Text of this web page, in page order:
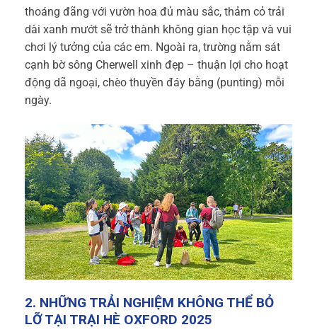
thoáng đãng với vườn hoa đủ màu sắc, thảm cỏ trải
dài xanh mướt sẽ trở thành không gian học tập và vui
chơi lý tưởng của các em. Ngoài ra, trường nằm sát
cạnh bờ sông Cherwell xinh đẹp – thuận lợi cho hoạt
động dã ngoại, chèo thuyền đáy bằng (punting) mỗi
ngày.
2. NHỮNG TRẢI NGHIỆM KHÔNG THỂ BỎ
LỠ TẠI TRẠI HÈ OXFORD 2025